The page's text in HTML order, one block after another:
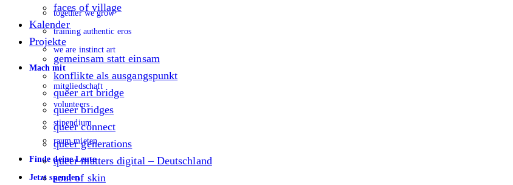
together we grow
training authentic eros
we are instinct art
Mach mit
mitgliedschaft
volunteers
stipendium
raum mieten
Finde deine Leute
Jetzt spenden
faces of village
Kalender
Projekte
gemeinsam statt einsam
konflikte als ausgangspunkt
queer art bridge
queer bridges
queer connect
queer generations
queer matters digital – Deutschland
soul of skin